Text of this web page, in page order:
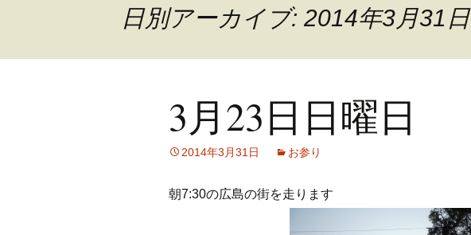
日別アーカイブ: 2014年3月31日
3月23日日曜日
2014年3月31日 お参り
朝7:30の広島の街を走ります